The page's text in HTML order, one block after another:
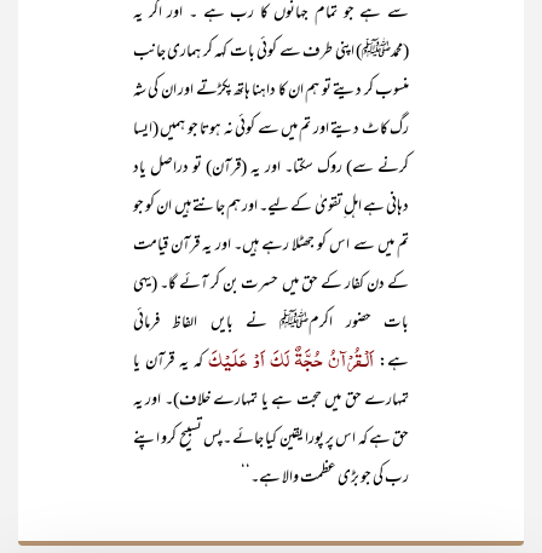
سے ہے جو تمام جہانوں کا رب ہے ۔ اور اگر یہ
(محمدﷺ) اپنی طرف سے کوئی بات کہہ کر ہماری جانب
منسوب کر دیتے تو ہم ان کا داہنا ہاتھ پکڑتے اور ان کی شہ
رگ کاٹ دیتے اور تم میں سے کوئی نہ ہوتا جو ہمیں (ایسا
کرنے سے) روک سکتا۔ اور یہ (قرآن) تو دراصل یاد
دہانی ہے اہل ِتقویٰ کے لیے۔ اور ہم جانتے ہیں ان کو جو
تم میں سے اس کو جھٹلا رہے ہیں۔ اور یہ قرآن قیامت
کے دن کفار کے حق میں حسرت بن کر آئے گا۔ (یہی
بات حضور اکرمﷺ نے بایں الفاظ فرمائی
ہے:اَلْـقُرْآنُ حُجَّۃٌ لَکَ اَوْ عَلَیْکَکہ یہ قرآن یا
تمہارے حق میں حجت ہے یا تمہارے خلاف)۔ اور یہ
حق ہے کہ اس پر پورا یقین کیا جائے ۔پس تسبیح کرو اپنے
رب کی جو بڑی عظمت والا ہے۔‘‘